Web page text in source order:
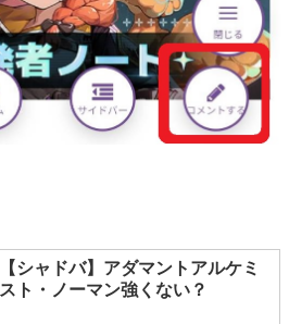
【シャドバ】アダマントアルケミ
スト・ノーマン強くない？